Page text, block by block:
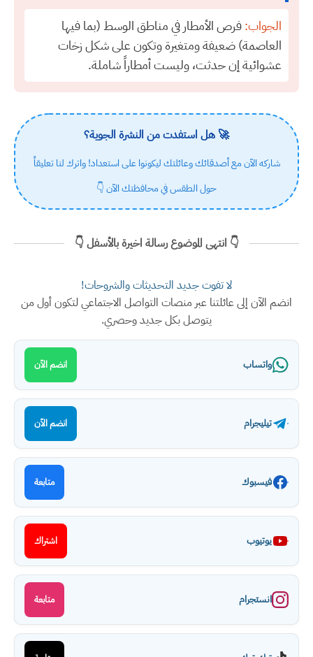
الجواب:فرص الأمطار في مناطق الوسط (بما فيها
العاصمة) ضعيفة ومتغيرة وتكون على شكل زخات
عشوائية إن حدثت، وليست أمطاراً شاملة.
🚀 هل استفدت من النشرة الجوية؟
شاركه الآن مع أصدقائك وعائلتك ليكونوا على استعداد! واترك لنا تعليقاً
حول الطقس في محافظتك الآن 👇
👇 انتهى الموضوع رسالة اخيرة بالأسفل 👇
لا تفوت جديد التحديثات والشروحات!
انضم الآن إلى عائلتنا عبر منصات التواصل الاجتماعي لتكون أول من
يتوصل بكل جديد وحصري.
واتساب انضم الآن
تيليجرام انضم الآن
فيسبوك متابعة
يوتيوب اشتراك
انستجرام متابعة